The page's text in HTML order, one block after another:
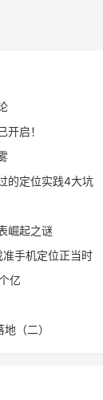
开启！
的定位实践4大坑
崛起之谜
手机定位正当时
亿
（二）